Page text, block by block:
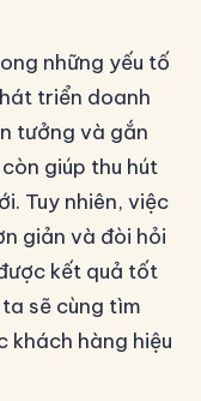
những yếu tố
triển doanh
tưởng và gắn
giúp thu hút
Tuy nhiên, việc
giản và đòi hỏi
kết quả tốt
sẽ cùng tìm
khách hàng hiệu